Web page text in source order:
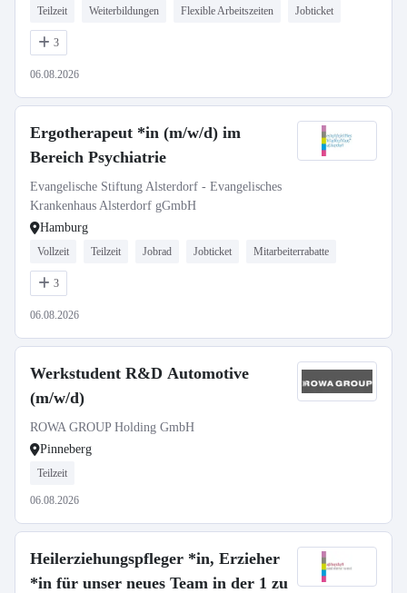
Teilzeit Weiterbildungen Flexible Arbeitszeiten Jobticket
3
06.08.2026
Ergotherapeut *in (m/w/d) im
Bereich Psychiatrie
Evangelische Stiftung Alsterdorf - Evangelisches
Krankenhaus Alsterdorf gGmbH
Hamburg
Vollzeit Teilzeit Jobrad Jobticket Mitarbeiterrabatte
3
06.08.2026
Werkstudent R&D Automotive
(m/w/d)
ROWA GROUP Holding GmbH
Pinneberg
Teilzeit
06.08.2026
Heilerziehungspfleger *in, Erzieher
*in für unser neues Team in der 1 zu